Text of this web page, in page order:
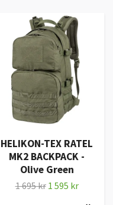
HELIKON-TEX RATEL
MK2 BACKPACK -
Olive Green
1 695 kr 1 595 kr